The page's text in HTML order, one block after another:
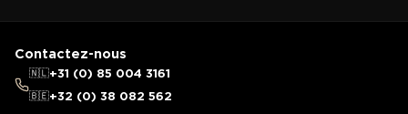
Contactez-nous
🇳🇱+31 (0) 85 004 3161
🇧🇪+32 (0) 38 082 562